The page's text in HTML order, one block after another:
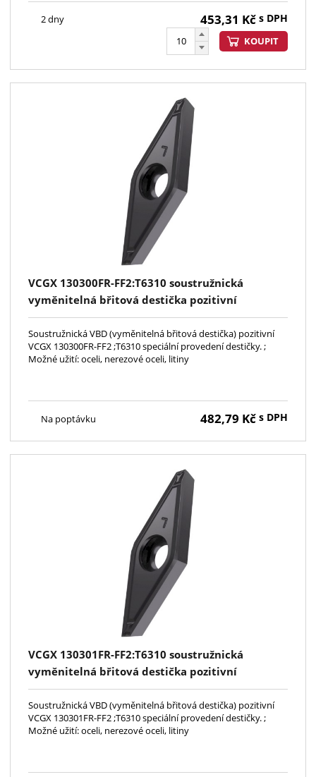
2 dny 453,31 Kč s DPH
KOUPIT
VCGX 130300FR-FF2:T6310 soustružnická
vyměnitelná břitová destička pozitivní
Soustružnická VBD (vyměnitelná břitová destička) pozitivní
VCGX 130300FR-FF2 ;T6310 speciální provedení destičky. ;
Možné užití: oceli, nerezové oceli, litiny
Na poptávku 482,79 Kč s DPH
VCGX 130301FR-FF2:T6310 soustružnická
vyměnitelná břitová destička pozitivní
Soustružnická VBD (vyměnitelná břitová destička) pozitivní
VCGX 130301FR-FF2 ;T6310 speciální provedení destičky. ;
Možné užití: oceli, nerezové oceli, litiny